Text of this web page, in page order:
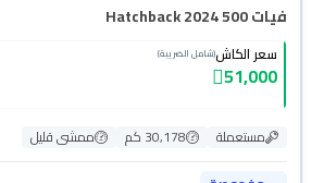
فيات 500 Hatchback 2024
سعر الكاش(شامل الضريبة)
51,000
مستعملة 30,178 كم
ممشى قليل